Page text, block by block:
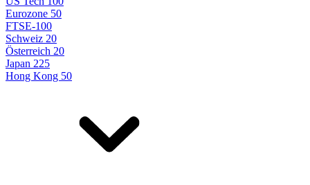
Eurozone 50
FTSE-100
Schweiz 20
Österreich 20
Japan 225
Hong Kong 50